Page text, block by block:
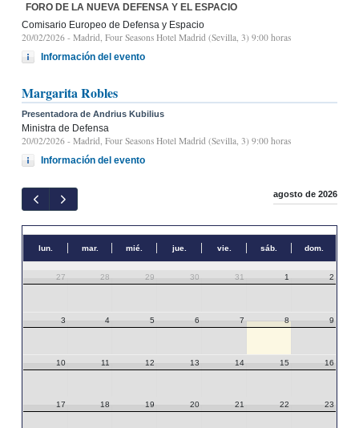
FORO DE LA NUEVA DEFENSA Y EL ESPACIO
Comisario Europeo de Defensa y Espacio
20/02/2026 - Madrid, Four Seasons Hotel Madrid (Sevilla, 3) 9:00 horas
Información del evento
Margarita Robles
Presentadora de Andrius Kubilius
Ministra de Defensa
20/02/2026 - Madrid, Four Seasons Hotel Madrid (Sevilla, 3) 9:00 horas
Información del evento
agosto de 2026
lun. mar. mié. jue. vie. sáb. dom.
27 28 29 30 31 1 2
3 4 5 6 7 8 9
10 11 12 13 14 15 16
17 18 19 20 21 22 23